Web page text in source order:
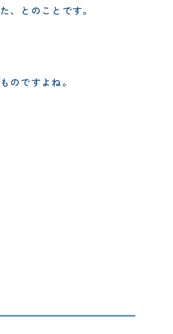
、とのことです。
のですよね。